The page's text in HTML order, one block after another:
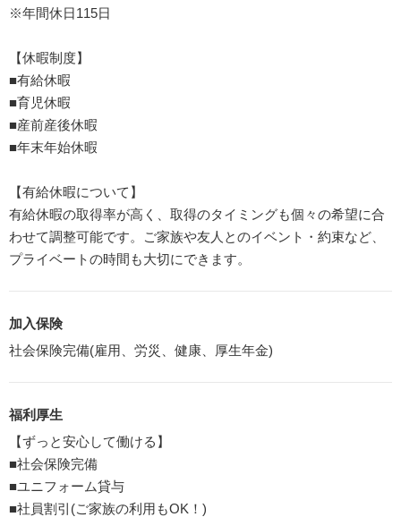
※年間休日115日
【休暇制度】
■有給休暇
■育児休暇
■産前産後休暇
■年末年始休暇
【有給休暇について】
有給休暇の取得率が高く、取得のタイミングも個々の希望に合
わせて調整可能です。ご家族や友人とのイベント・約束など、
プライベートの時間も大切にできます。
加入保険
社会保険完備(雇用、労災、健康、厚生年金)
福利厚生
【ずっと安心して働ける】
■社会保険完備
■ユニフォーム貸与
■社員割引(ご家族の利用もOK！)